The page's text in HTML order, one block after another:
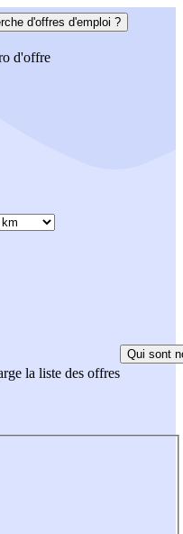
d'offres d'emploi ?
d'offre
la liste des offres
Qui sont